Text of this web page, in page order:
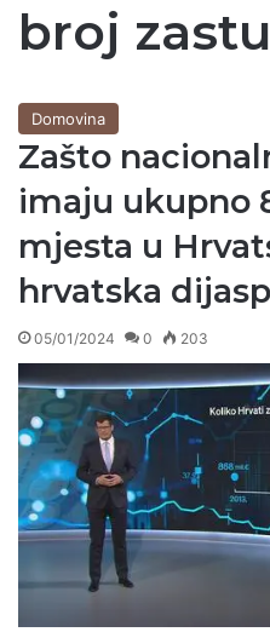
broj
Domovina
Zašto
imaju ukupno
mjesta u
hrvatska
05/01/2024 0 203